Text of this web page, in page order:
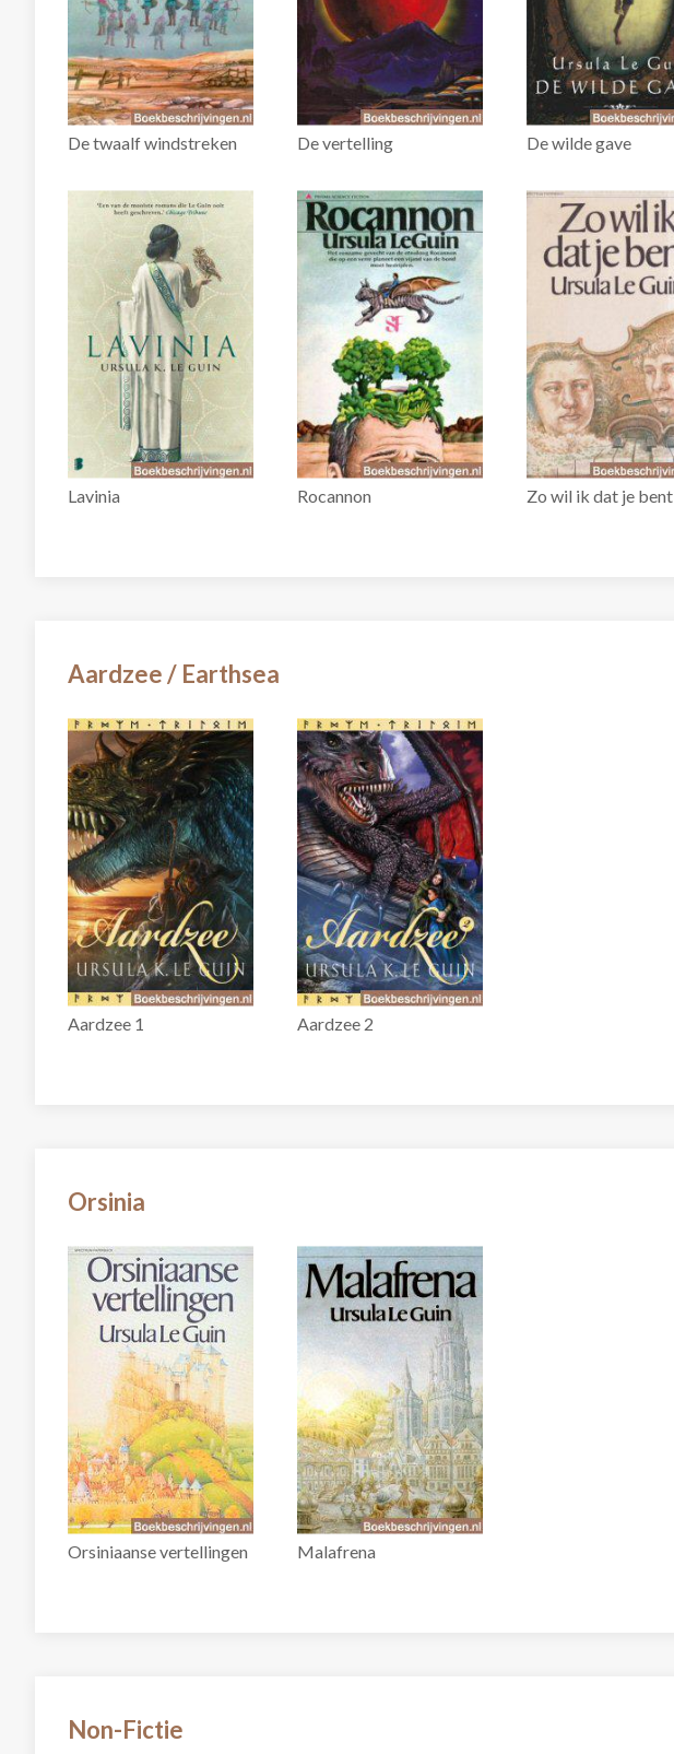
De twaalf windstreken De vertelling De wilde gave
Lavinia Rocannon Zo wil ik dat je bent
Aardzee / Earthsea
Aardzee 1 Aardzee 2
Orsinia
Orsiniaanse vertellingen Malafrena
Non-Fictie